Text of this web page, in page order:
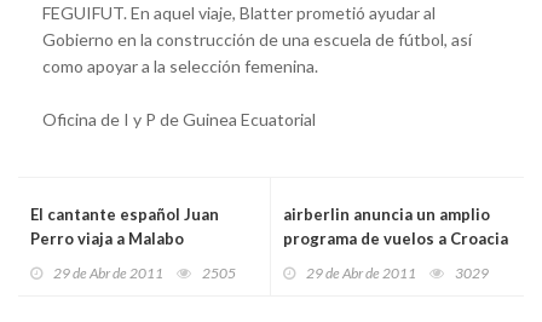
FEGUIFUT. En aquel viaje, Blatter prometió ayudar al
Gobierno en la construcción de una escuela de fútbol, así
como apoyar a la selección femenina.
Oficina de I y P de Guinea Ecuatorial
El cantante español Juan
Perro viaja a Malabo
29 de Abr de 2011 2505
airberlin anuncia un amplio
programa de vuelos a Croacia
29 de Abr de 2011 3029